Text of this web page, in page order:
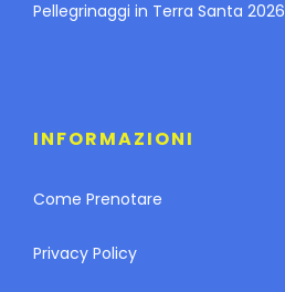
Pellegrinaggi in Terra Santa 2026
INFORMAZIONI
Come Prenotare
Privacy Policy